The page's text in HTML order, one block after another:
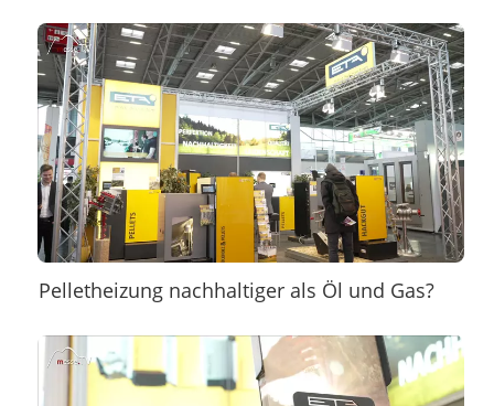
Pelletheizung nachhaltiger als Öl und Gas?